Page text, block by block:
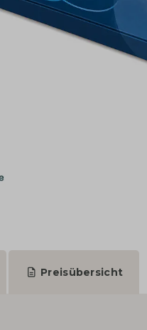
Preisübersicht